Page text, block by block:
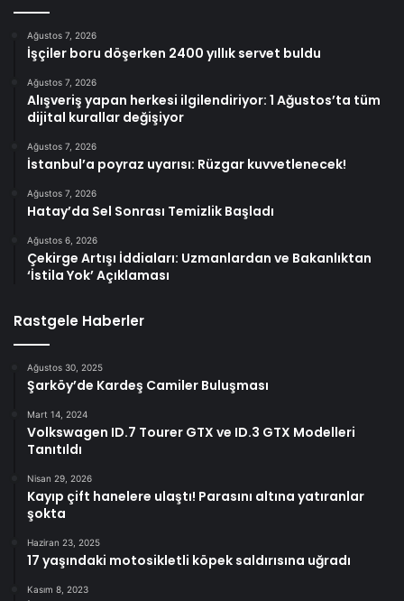
Ağustos 7, 2026
İşçiler boru döşerken 2400 yıllık servet buldu
Ağustos 7, 2026
Alışveriş yapan herkesi ilgilendiriyor: 1 Ağustos’ta tüm
dijital kurallar değişiyor
Ağustos 7, 2026
İstanbul’a poyraz uyarısı: Rüzgar kuvvetlenecek!
Ağustos 7, 2026
Hatay’da Sel Sonrası Temizlik Başladı
Ağustos 6, 2026
Çekirge Artışı İddiaları: Uzmanlardan ve Bakanlıktan
‘İstila Yok’ Açıklaması
Rastgele Haberler
Ağustos 30, 2025
Şarköy’de Kardeş Camiler Buluşması
Mart 14, 2024
Volkswagen ID.7 Tourer GTX ve ID.3 GTX Modelleri
Tanıtıldı
Nisan 29, 2026
Kayıp çift hanelere ulaştı! Parasını altına yatıranlar
şokta
Haziran 23, 2025
17 yaşındaki motosikletli köpek saldırısına uğradı
Kasım 8, 2023